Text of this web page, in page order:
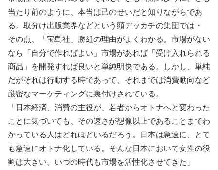
当たり前のように、本当は己のせいだと知りながらであ
る。取分け出版業界などという頭デッカチの集団では・
その点、「宝島社」勝組の理由がよくわかる。市場がない
なら「自分で作ればよい」市場があれば「受け入れられる
商品」を開発すれば良いと単純明快である。しかし、単純
だがそれは行動する時であって、それまでは消費動向など
厳密なマーケティングに裏付けされている。
「日本経済、消費の主役が、若者からオトナへと変わった
ことに気づいても、その速さが想像以上であることまでわ
かっている人はどれほどいるだろう。日本は急速に、とて
も急速にオトナ化している。そんな日本において女性の役
割は大きい。いつの時代も市場を活性化させてきた」